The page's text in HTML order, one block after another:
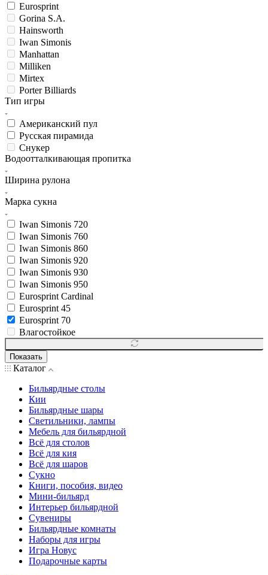
Eurosprint
Gorina S.A.
Hainsworth
Iwan Simonis
Manhattan
Milliken
Mirtex
Porter Billiards
Тип игры
Американский пул
Русская пирамида
Снукер
Водоотталкивающая пропитка
Ширина рулона
Марка сукна
Iwan Simonis 720
Iwan Simonis 760
Iwan Simonis 860
Iwan Simonis 920
Iwan Simonis 930
Iwan Simonis 950
Eurosprint Cardinal
Eurosprint 45
Eurosprint 70
Влагостойкое
Показать
Каталог
Бильярдные столы
Кии
Бильярдные шары
Светильники, лампы
Мебель для бильярдной
Всё для столов
Всё для кия
Всё для шаров
Сукно
Книги, пособия, видео
Мини-бильярд
Интерьер бильярдной
Сувениры
Бильярдные комнаты
Наборы для игры
Игра Новус
Подарочные карты